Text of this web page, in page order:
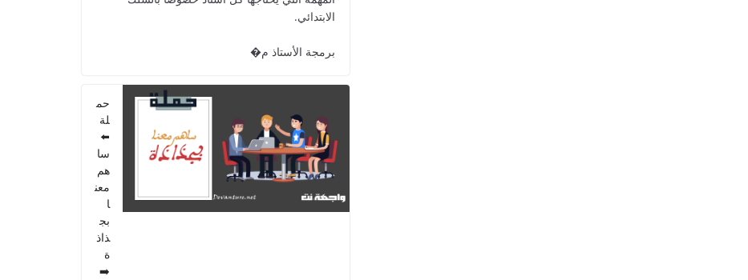
ANNEE 2021
الابتدائي.
برمجة الأستاذ م�
حم
لة
⬅️
سا
هم
معن
ا
بج
ذاذ
ة
➡️